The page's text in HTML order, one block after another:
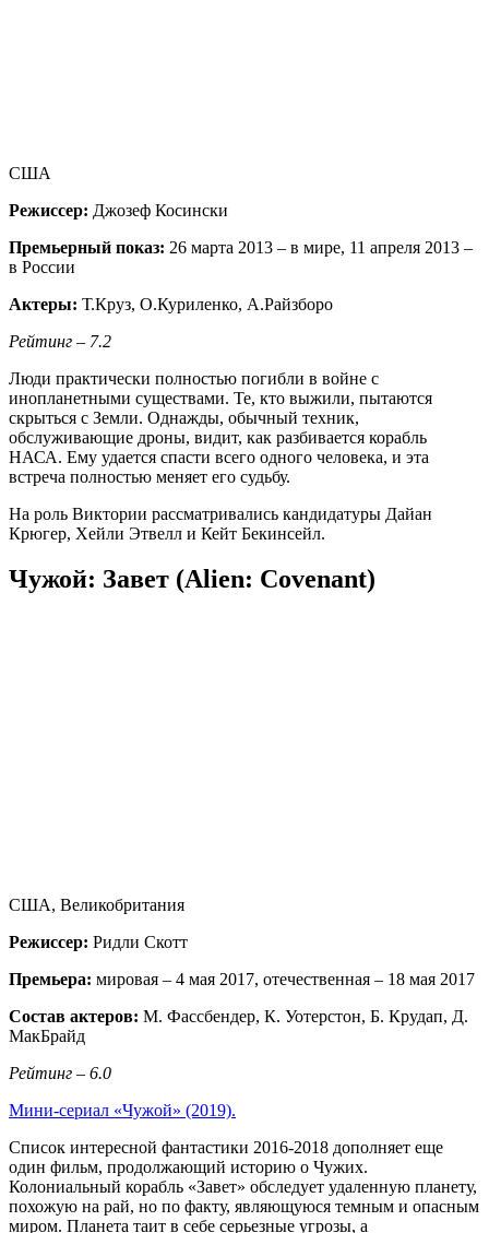
США
Режиссер: Джозеф Косински
Премьерный показ: 26 марта 2013 – в мире, 11 апреля 2013 –
в России
Актеры: Т.Круз, О.Куриленко, А.Райзборо
Рейтинг – 7.2
Люди практически полностью погибли в войне с
инопланетными существами. Те, кто выжили, пытаются
скрыться с Земли. Однажды, обычный техник,
обслуживающие дроны, видит, как разбивается корабль
НАСА. Ему удается спасти всего одного человека, и эта
встреча полностью меняет его судьбу.
На роль Виктории рассматривались кандидатуры Дайан
Крюгер, Хейли Этвелл и Кейт Бекинсейл.
Чужой: Завет (Alien: Covenant)
США, Великобритания
Режиссер: Ридли Скотт
Премьера: мировая – 4 мая 2017, отечественная – 18 мая 2017
Состав актеров: М. Фассбендер, К. Уотерстон, Б. Крудап, Д.
МакБрайд
Рейтинг – 6.0
Мини-сериал «Чужой» (2019).
Список интересной фантастики 2016-2018 дополняет еще
один фильм, продолжающий историю о Чужих.
Колониальный корабль «Завет» обследует удаленную планету,
похожую на рай, но по факту, являющуюся темным и опасным
миром. Планета таит в себе серьезные угрозы, а